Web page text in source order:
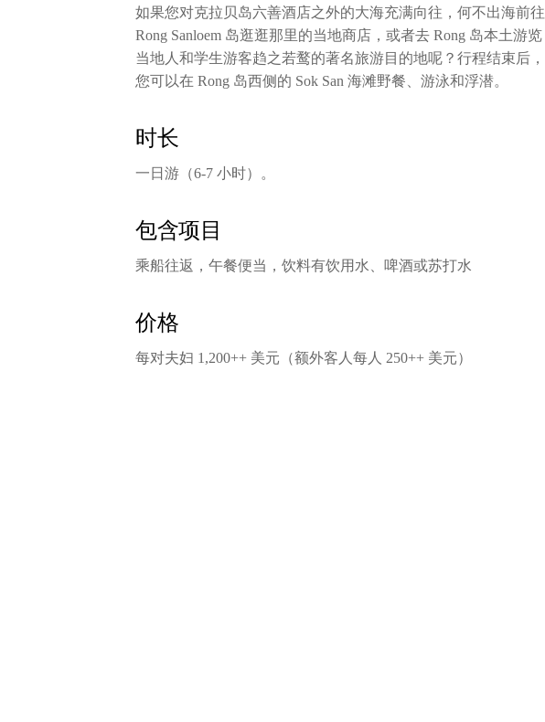
如果您对克拉贝岛六善酒店之外的大海充满向往，何不出海前往
Rong Sanloem 岛逛逛那里的当地商店，或者去 Rong 岛本土游览
当地人和学生游客趋之若鹜的著名旅游目的地呢？行程结束后，
您可以在 Rong 岛西侧的 Sok San 海滩野餐、游泳和浮潜。
时长
一日游（6-7 小时）。
包含项目
乘船往返，午餐便当，饮料有饮用水、啤酒或苏打水
价格
每对夫妇 1,200++ 美元（额外客人每人 250++ 美元）